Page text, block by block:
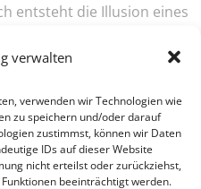
verwalten
verwenden wir Technologien wie
zu speichern und/oder darauf
zustimmst, können wir Daten
IDs auf dieser Website
nicht erteilst oder zurückziehst,
beeinträchtigt werden.
entsteht die Illusion eines
erklingt die
12 Schlagzeuger.